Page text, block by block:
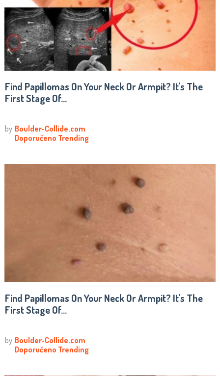
Find Papillomas On Your Neck Or Armpit? It's The
First Stage Of...
Find Papillomas On Your Neck Or Armpit? It's The
First Stage Of...